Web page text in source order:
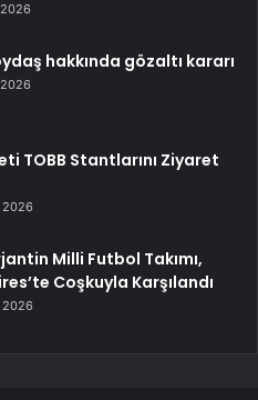
hakkında gözaltı kararı
TOBB Stantlarını Ziyaret
2026
Milli Futbol Takımı,
Coşkuyla Karşılandı
2026